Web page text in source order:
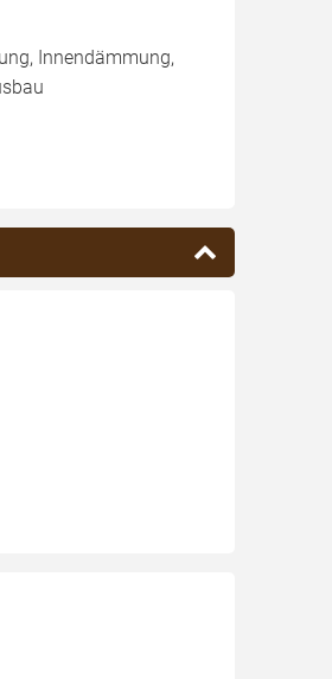
Innendämmung,